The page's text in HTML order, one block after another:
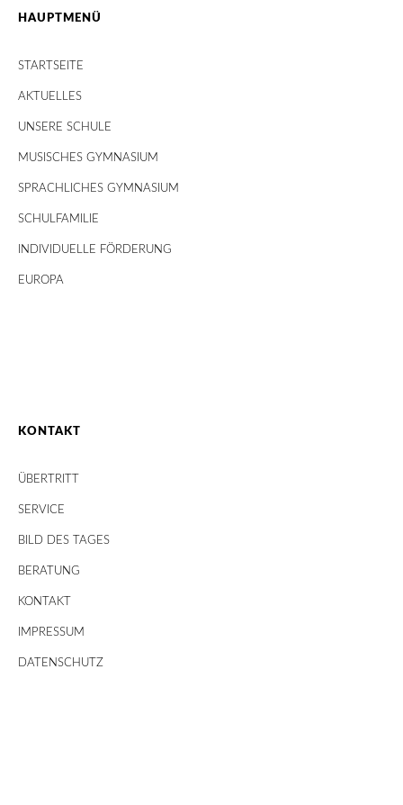
HAUPTMENÜ
STARTSEITE
AKTUELLES
UNSERE SCHULE
MUSISCHES GYMNASIUM
SPRACHLICHES GYMNASIUM
SCHULFAMILIE
INDIVIDUELLE FÖRDERUNG
EUROPA
KONTAKT
ÜBERTRITT
SERVICE
BILD DES TAGES
BERATUNG
KONTAKT
IMPRESSUM
DATENSCHUTZ